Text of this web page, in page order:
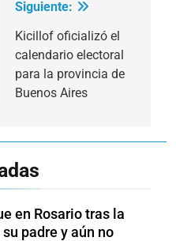
Siguiente:
Kicillof oficializó el
calendario electoral
para la provincia de
Buenos Aires
en Rosario tras la
padre y aún no